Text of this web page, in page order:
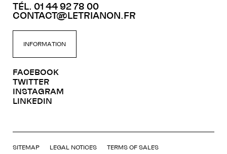
TÉL. 01 44 92 78 00
CONTACT@LETRIANON.FR
INFORMATION
FACEBOOK
TWITTER
INSTAGRAM
LINKEDIN
SITEMAP LEGAL NOTICES
TERMS OF SALES